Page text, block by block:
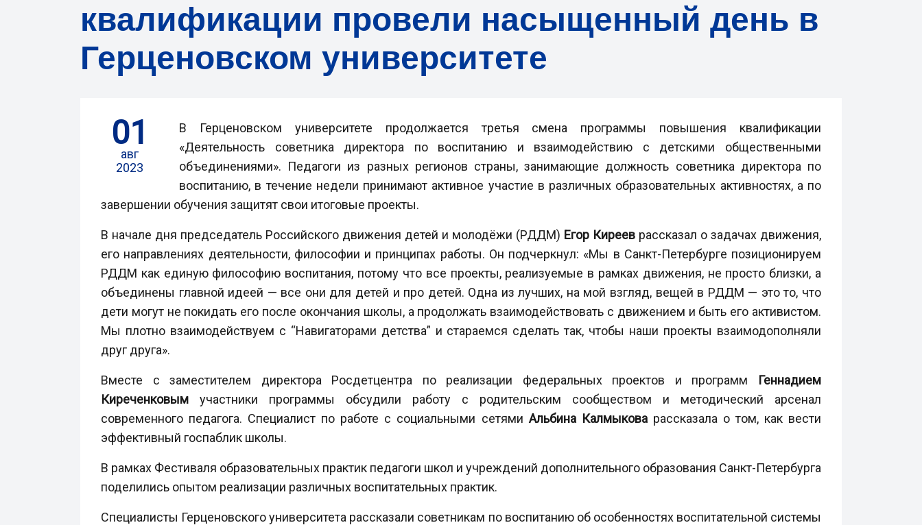
квалификации провели насыщенный день в
Герценовском университете
01
авг
2023
В Герценовском университете продолжается третья смена программы повышения квалификации
«Деятельность советника директора по воспитанию и взаимодействию с детскими общественными
объединениями». Педагоги из разных регионов страны, занимающие должность советника директора по
воспитанию, в течение недели принимают активное участие в различных образовательных активностях, а по
завершении обучения защитят свои итоговые проекты.
В начале дня председатель Российского движения детей и молодёжи (РДДМ) Егор Киреев рассказал о задачах движения,
его направлениях деятельности, философии и принципах работы. Он подчеркнул: «Мы в Санкт-Петербурге позиционируем
РДДМ как единую философию воспитания, потому что все проекты, реализуемые в рамках движения, не просто близки, а
объединены главной идеей — все они для детей и про детей. Одна из лучших, на мой взгляд, вещей в РДДМ — это то, что
дети могут не покидать его после окончания школы, а продолжать взаимодействовать с движением и быть его активистом.
Мы плотно взаимодействуем с “Навигаторами детства” и стараемся сделать так, чтобы наши проекты взаимодополняли
друг друга».
Вместе с заместителем директора Росдетцентра по реализации федеральных проектов и программ Геннадием
Киреченковым участники программы обсудили работу с родительским сообществом и методический арсенал
современного педагога. Специалист по работе с социальными сетями Альбина Калмыковарассказала о том, как вести
эффективный госпаблик школы.
В рамках Фестиваля образовательных практик педагоги школ и учреждений дополнительного образования Санкт-Петербурга
поделились опытом реализации различных воспитательных практик.
Специалисты Герценовского университета рассказали советникам по воспитанию об особенностях воспитательной системы